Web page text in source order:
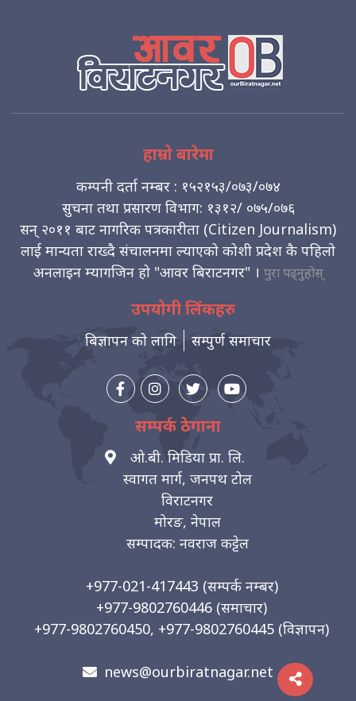
हाम्रो बारेमा
कम्पनी दर्ता नम्बर : १५२१५३/०७३/०७४
सुचना तथा प्रसारण विभाग: १३१२/ ०७५/०७६
सन् २०११ बाट नागरिक पत्रकारीता (Citizen Journalism)
लाई मान्यता राख्दै संचालनमा ल्याएको कोशी प्रदेश कै पहिलो
अनलाइन म्यागजिन हो "आवर बिराटनगर" । पुरा पढ्नुहोस्
उपयोगी लिंकहरु
बिज्ञापन को लागि सम्पुर्ण समाचार
सम्पर्क ठेगाना
ओ.बी. मिडिया प्रा. लि.
स्वागत मार्ग, जनपथ टोल
विराटनगर
मोरङ, नेपाल
सम्पादक: नवराज कट्टेल
+977-021-417443 (सम्पर्क नम्बर)
+977-9802760446 (समाचार)
+977-9802760450, +977-9802760445 (विज्ञापन)
news@ourbiratnagar.net